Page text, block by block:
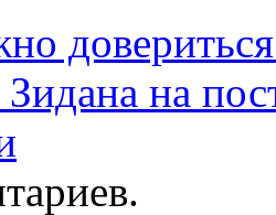
Зидана на